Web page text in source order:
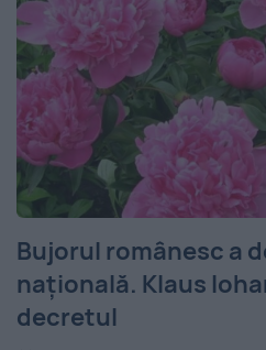
Bujorul românesc a
națională. Klaus
decretul